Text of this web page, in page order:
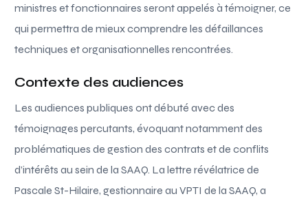
ministres et fonctionnaires seront appelés à témoigner, ce
qui permettra de mieux comprendre les défaillances
techniques et organisationnelles rencontrées.
Contexte des audiences
Les audiences publiques ont débuté avec des
témoignages percutants, évoquant notamment des
problématiques de gestion des contrats et de conflits
d’intérêts au sein de la SAAQ. La lettre révélatrice de
Pascale St-Hilaire, gestionnaire au VPTI de la SAAQ, a